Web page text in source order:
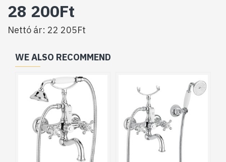
28 200Ft
Nettó ár: 22 205Ft
WE ALSO RECOMMEND